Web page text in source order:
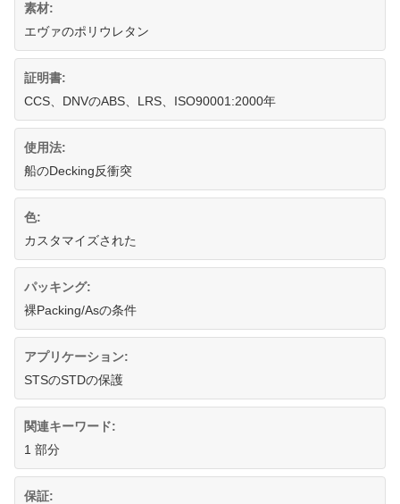
素材:
エヴァのポリウレタン
証明書:
CCS、DNVのABS、LRS、ISO90001:2000年
使用法:
船のDecking反衝突
色:
カスタマイズされた
パッキング:
裸Packing/Asの条件
アプリケーション:
STSのSTDの保護
関連キーワード:
1 部分
保証: